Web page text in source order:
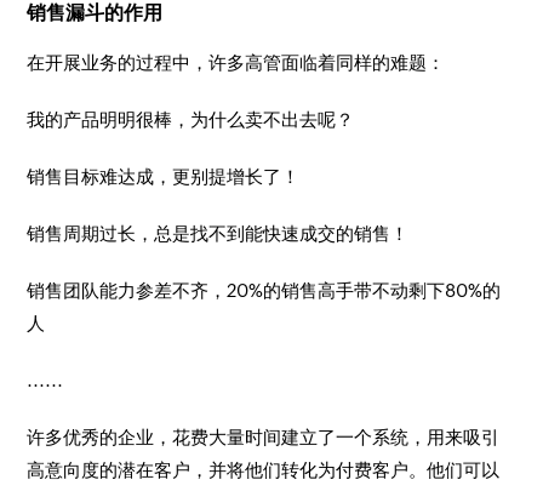
销售漏斗的作用
在开展业务的过程中，许多高管面临着同样的难题：
我的产品明明很棒，为什么卖不出去呢？
销售目标难达成，更别提增长了！
销售周期过长，总是找不到能快速成交的销售！
销售团队能力参差不齐，20%的销售高手带不动剩下80%的
人
......
许多优秀的企业，花费大量时间建立了一个系统，用来吸引
高意向度的潜在客户，并将他们转化为付费客户。他们可以